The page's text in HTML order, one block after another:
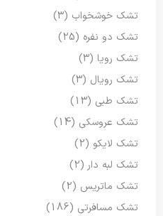
تشک خوشخواب (3)
تشک دو نفره (25)
تشک رویا (3)
تشک رویال (3)
تشک طبی (13)
تشک عروسکی (14)
تشک لایکو (2)
تشک لبه دار (2)
تشک ماتریس (2)
تشک مسافرتی (186)